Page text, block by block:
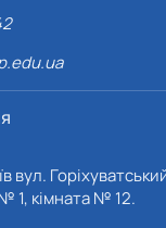
вул.
1, кімната № 12.